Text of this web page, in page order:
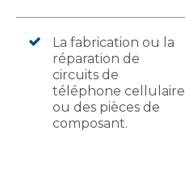
La fabrication ou la
réparation de
circuits de
téléphone cellulaire
ou des pièces de
composant.